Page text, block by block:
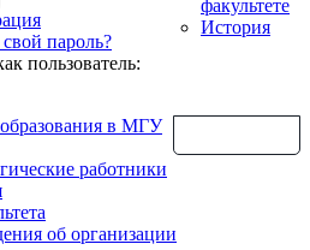
пароль?
пользователь:
факультете
История
в МГУ
работники
об организации